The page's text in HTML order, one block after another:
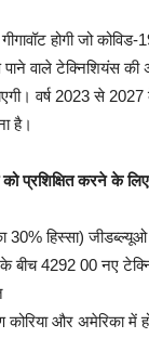
होगी जो
वाले टेक्निशियंस की
वर्ष 2023 से 2027
है।
प्रशिक्षित करने के
30% हिस्सा)
4292 00 नए
कोरिया और अमेरिका में